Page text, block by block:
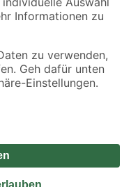
Angebote sind unter
Verfügbarkeiten beziehen
mit Speditionsversand, hier
Vertrag widerrufen